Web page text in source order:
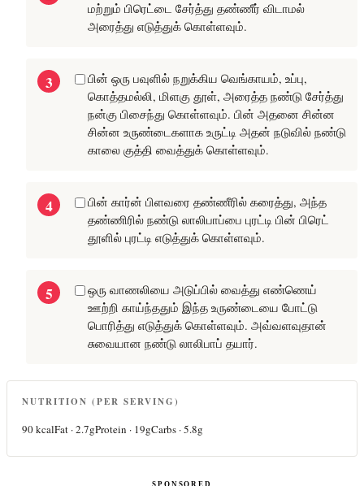
மற்றும் பிரெட்டை சேர்த்து தண்ணீர் விடாமல்
அரைத்து எடுத்துக் கொள்ளவும்.
பின் ஒரு பவுளில் நறுக்கிய வெங்காயம், உப்பு,
கொத்தமல்லி, மிளகு தூள், அரைத்த நண்டு சேர்த்து
நன்கு பிசைந்து கொள்ளவும். பின் அதனை சின்ன
சின்ன உருண்டைகளாக உருட்டி அதன் நடுவில் நண்டு
காலை குத்தி வைத்துக் கொள்ளவும்.
பின் கார்ன் பிளவரை தண்ணீரில் கரைத்து, அந்த
தண்ணிரில் நண்டு லாலிபாப்பை புரட்டி பின் பிரெட்
தூளில் புரட்டி எடுத்துக் கொள்ளவும்.
ஒரு வாணலியை அடுப்பில் வைத்து எண்ணெய்
ஊற்றி காய்ந்ததும் இந்த உருண்டையை போட்டு
பொரித்து எடுத்துக் கொள்ளவும். அவ்வளவுதான்
சுவையான நண்டு லாலிபாப் தயார்.
NUTRITION (PER SERVING)
90kcalFat ·2.7gProtein · 19gCarbs ·5.8g